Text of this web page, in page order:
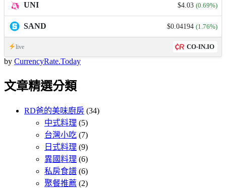
UNI $4.03 (0.69%)
SAND $0.04194 (1.76%)
live CO-IN.IO
by CurrencyRate.Today
文章精選分類
RD爸的美味廚房 (34)
中式料理 (5)
台灣小吃 (7)
日式料理 (9)
異國料理 (6)
私房食譜 (6)
聚餐推薦 (2)